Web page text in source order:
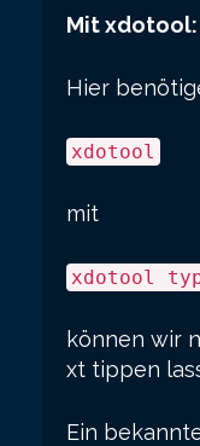
Mit xdotool:
Hier
xdotool
mit
xdotool
können wir
xt tippen
Ein